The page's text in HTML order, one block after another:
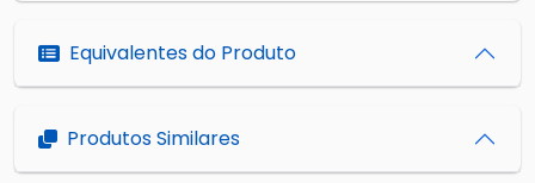
Equivalentes do Produto
Produtos Similares